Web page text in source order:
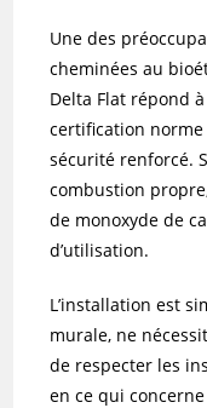
Une des
cheminées au
Delta Flat répond
certification
sécurité renforcé.
combustion
de monoxyde de
d’utilisation.
L’installation est
murale, ne
de respecter les
en ce qui